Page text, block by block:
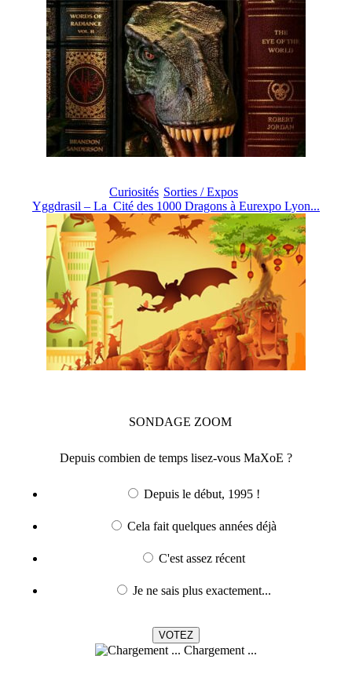
Curiosités Sorties / Expos
Yggdrasil – La Cité des 1000 Dragons à Eurexpo Lyon...
SONDAGE ZOOM
Depuis combien de temps lisez-vous MaXoE ?
Depuis le début, 1995 !
Cela fait quelques années déjà
C'est assez récent
Je ne sais plus exactement...
Chargement ...